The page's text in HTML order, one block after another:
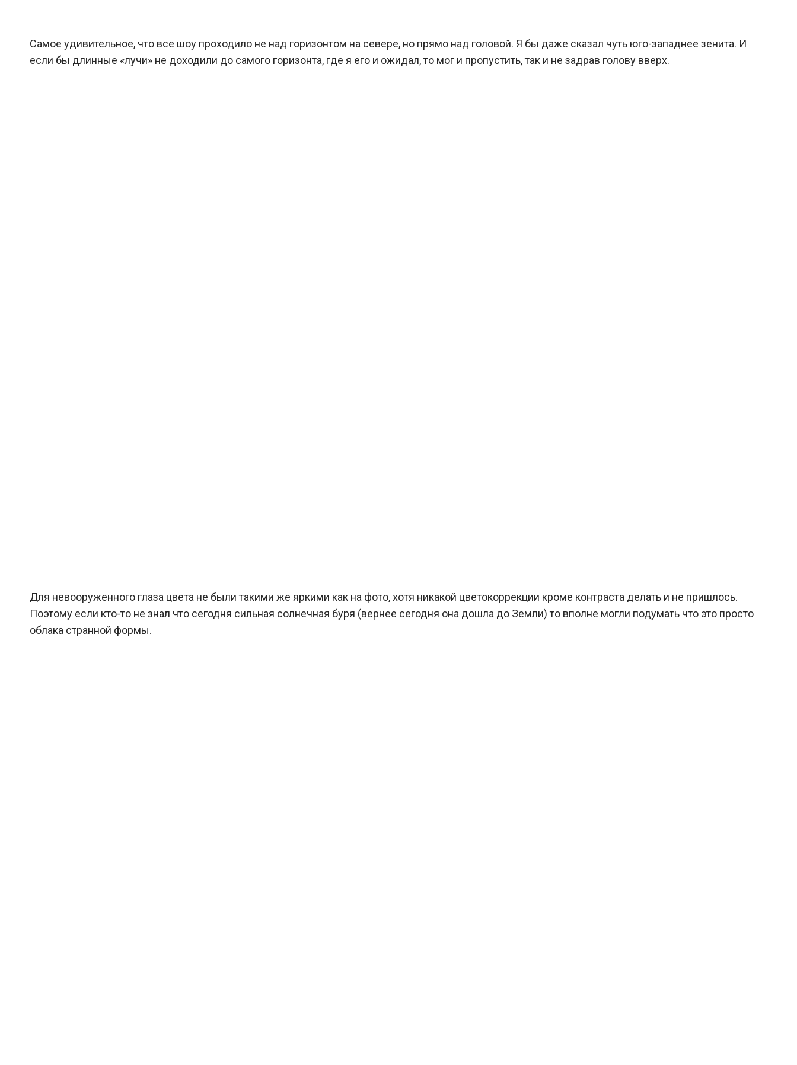
Самое удивительное, что все шоу проходило не над горизонтом на севере, но прямо над головой. Я бы даже сказал чуть юго-западнее зенита. И
если бы длинные «лучи» не доходили до самого горизонта, где я его и ожидал, то мог и пропустить, так и не задрав голову вверх.
Для невооруженного глаза цвета не были такими же яркими как на фото, хотя никакой цветокоррекции кроме контраста делать и не пришлось.
Поэтому если кто-то не знал что сегодня сильная солнечная буря (вернее сегодня она дошла до Земли) то вполне могли подумать что это просто
облака странной формы.